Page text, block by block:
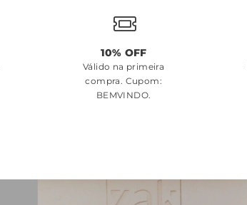
10% OFF
Válido na primeira
compra. Cupom:
BEMVINDO.